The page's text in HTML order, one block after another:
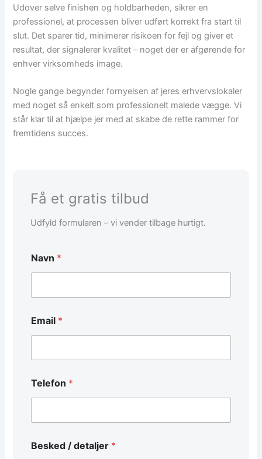
Udover selve finishen og holdbarheden, sikrer en
professionel, at processen bliver udført korrekt fra start til
slut. Det sparer tid, minimerer risikoen for fejl og giver et
resultat, der signalerer kvalitet – noget der er afgørende for
enhver virksomheds image.
Nogle gange begynder fornyelsen af jeres erhvervslokaler
med noget så enkelt som professionelt malede vægge. Vi
står klar til at hjælpe jer med at skabe de rette rammer for
fremtidens succes.
Få et gratis tilbud
Udfyld formularen – vi vender tilbage hurtigt.
Navn *
e
t
e
r
/
Email *
Telefon *
Besked / detaljer *